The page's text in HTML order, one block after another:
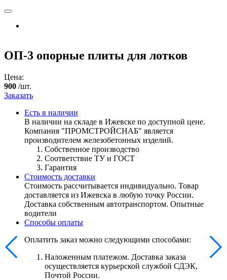
ОП-3 опорные плиты для лотков
Цена:
900 /шт.
Заказать
Есть в наличии
В наличии на складе в Ижевске по доступной цене.
Компания "ПРОМСТРОЙСНАБ" является
производителем железобетонных изделий.
Собственное производство
Соответствие ТУ и ГОСТ
Гарантия
Стоимость доставки
Стоимость рассчитывается индивидуально. Товар
доставляется из Ижевска в любую точку России.
Доставка собственным автотранспортом. Опытные
водители
Способы оплаты
Оплатить заказ можно следующими способами:
Наложенным платежом. Доставка заказа
осуществляется курьерской службой СДЭК,
Почтой России.